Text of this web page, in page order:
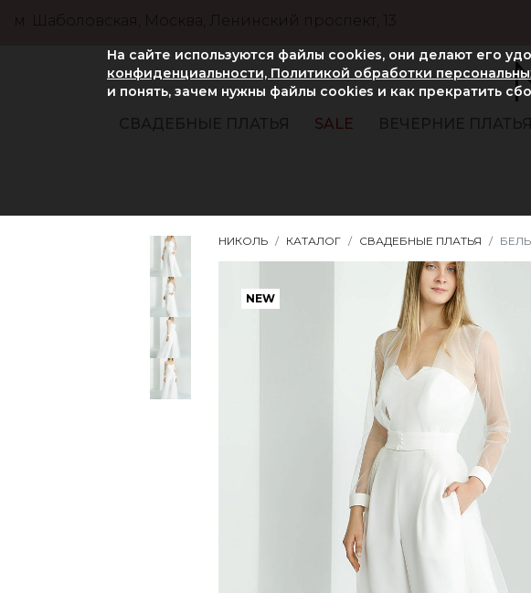
м. Шаболовская, Москва, Ленинский проспект, 13
СВАДЕБНЫЕ ПЛАТЬЯ SALE ВЕЧЕРНИЕ ПЛАТЬЯ
НИКОЛЬ КАТАЛОГ СВАДЕБНЫЕ ПЛАТЬЯ
NEW
NEW
NEW
NEW
На сайте используются файлы cookies, они делают его
конфиденциальности, Политикой обработки
и понять, зачем нужны файлы сookies и как прекратить